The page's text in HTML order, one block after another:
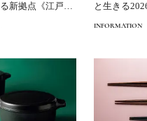
新拠点《江戸東
と生きる
INFORMATION